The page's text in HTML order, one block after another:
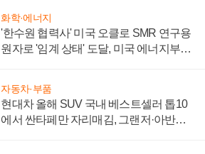
화학·에너지
'한수원 협력사' 미국 오클로 SMR 연구용
원자로 '임계 상태' 도달, 미국 에너지부
자동차·부품
현대차 올해 SUV 국내 베스트셀러 톱10
에서 싼타페만 자리매김, 그랜저·아반떼